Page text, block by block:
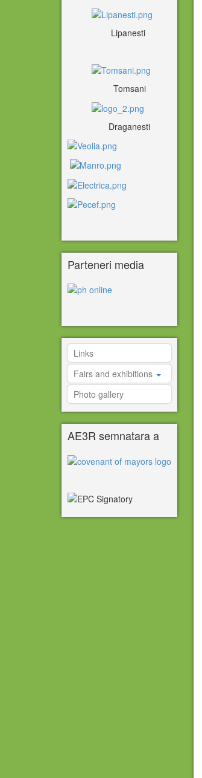
Lipanesti
Tomsani
Draganesti
Parteneri media
Links
Fairs and exhibitions
Photo gallery
AE3R semnatara a